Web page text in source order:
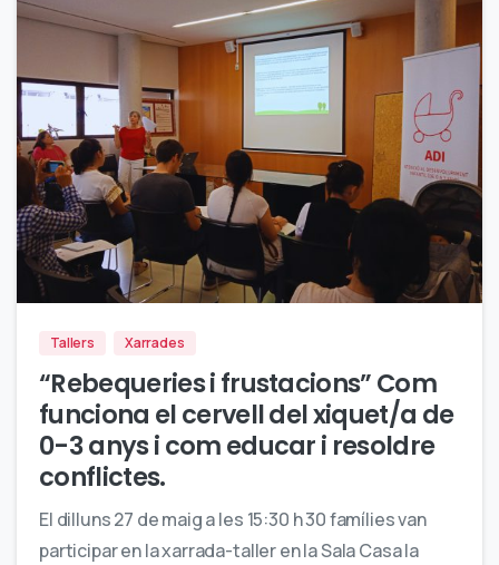
Tallers Xarrades
“Rebequeries i frustacions” Com
funciona el cervell del xiquet/a de
0-3 anys i com educar i resoldre
conflictes.
El dilluns 27 de maig a les 15:30 h 30 famílies van
participar en la xarrada-taller en la Sala Casa la